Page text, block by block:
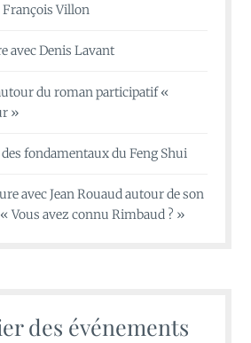
François Villon
avec Denis Lavant
du roman participatif «
»
fondamentaux du Feng Shui
avec Jean Rouaud autour de son
Vous avez connu Rimbaud ? »
des événements